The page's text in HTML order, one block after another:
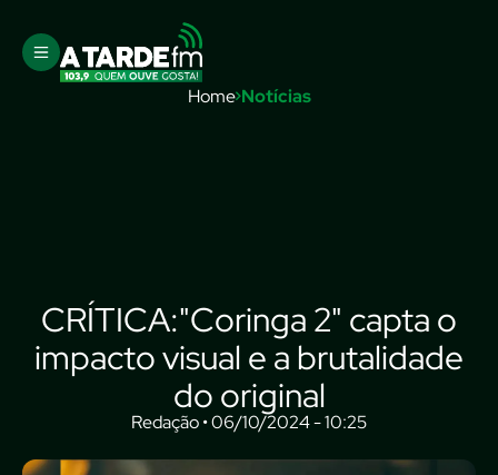
Home Notícias
CRÍTICA:"Coringa 2" capta o
impacto visual e a brutalidade
do original
Redação • 06/10/2024 - 10:25